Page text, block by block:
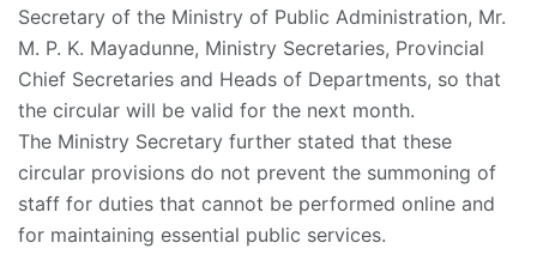
Secretary of the Ministry of Public Administration, Mr.
M. P. K. Mayadunne, Ministry Secretaries, Provincial
Chief Secretaries and Heads of Departments, so that
the circular will be valid for the next month.
The Ministry Secretary further stated that these
circular provisions do not prevent the summoning of
staff for duties that cannot be performed online and
for maintaining essential public services.